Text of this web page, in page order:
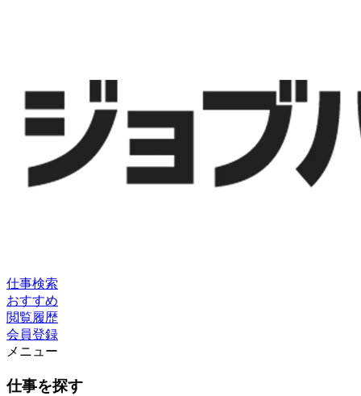
仕事検索
おすすめ
閲覧履歴
会員登録
メニュー
仕事を探す